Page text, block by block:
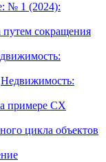
№ 1 (2024):
путем сокращения
Недвижимость:
примере СХ
цикла объектов